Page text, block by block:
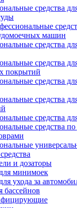
средства
машин
средства
средства
покрытий
средства
средства
средства
средства
и дозаторы
минимоек
ухода за
бассейнов